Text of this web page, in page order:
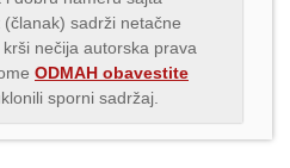
(članak) sadrži netačne
nečija autorska prava
ODMAH obavestite
sporni sadržaj.